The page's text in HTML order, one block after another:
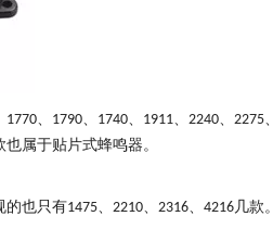
1770、 1790、 1740、 1911、 2240、 2275、
也属于贴片式蜂鸣器。
的也只有1475、 2210、 2316、 4216几款。